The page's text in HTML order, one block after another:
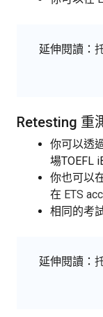
延伸閱讀：
Retesting 重
你可以透
場TOEFL
你也可以
在 ETS
相同的考
延伸閱讀：